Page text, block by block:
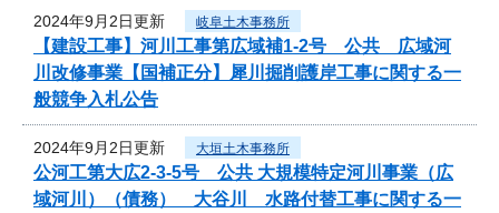
2024年9月2日更新 岐阜土木事務所
【建設工事】河川工事第広域補1-2号 公共 広域河
川改修事業【国補正分】犀川掘削護岸工事に関する一
般競争入札公告
2024年9月2日更新 大垣土木事務所
公河工第大広2-3-5号 公共 大規模特定河川事業（広
域河川）（債務） 大谷川 水路付替工事に関する一